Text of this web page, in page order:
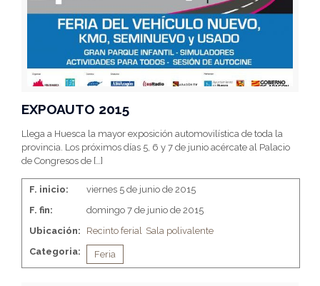
EXPOAUTO 2015
Llega a Huesca la mayor exposición automovilística de toda la
provincia. Los próximos días 5, 6 y 7 de junio acércate al Palacio
de Congresos de […]
F. inicio:
viernes 5 de junio de 2015
F. fin:
domingo 7 de junio de 2015
Ubicación:
Recinto ferial Sala polivalente
Categoria:
Feria